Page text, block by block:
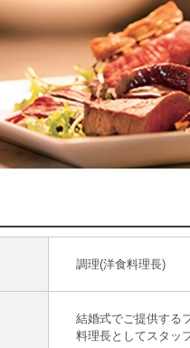
調理(洋食料理長)
結婚式でご提供する
料理長としてスタッ